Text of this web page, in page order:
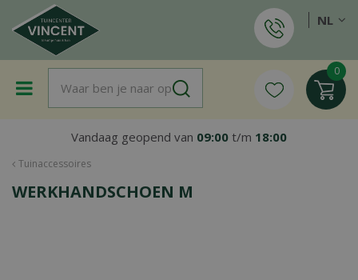
a
Tuinaccessoires
Vandaag geopend van 09:00 t/m 18:00
NL
WERKHANDSCHOEN M